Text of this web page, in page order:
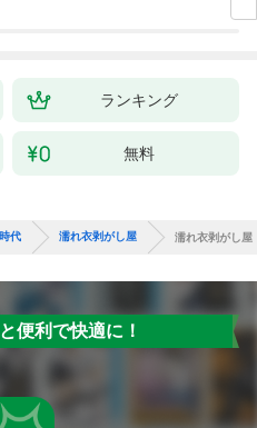
ランキング
無料
代 濡れ衣剥がし屋 濡れ衣剥がし屋
便利で快適に！